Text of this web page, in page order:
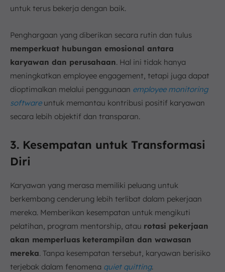
untuk terus bekerja dengan baik.
Penghargaan yang diberikan secara rutin dan tulus
memperkuat hubungan emosional antara
karyawan dan perusahaan. Hal ini tidak hanya
meningkatkan employee engagement, tetapi juga dapat
dioptimalkan melalui penggunaan employee monitoring
softwareuntuk memantau kontribusi positif karyawan
secara lebih objektif dan transparan.
3. Kesempatan untuk Transformasi
Diri
Karyawan yang merasa memiliki peluang untuk
berkembang cenderung lebih terlibat dalam pekerjaan
mereka. Memberikan kesempatan untuk mengikuti
pelatihan, program mentorship, atau rotasi pekerjaan
akan memperluas keterampilan dan wawasan
mereka. Tanpa kesempatan tersebut, karyawan berisiko
terjebak dalam fenomena quiet quitting.